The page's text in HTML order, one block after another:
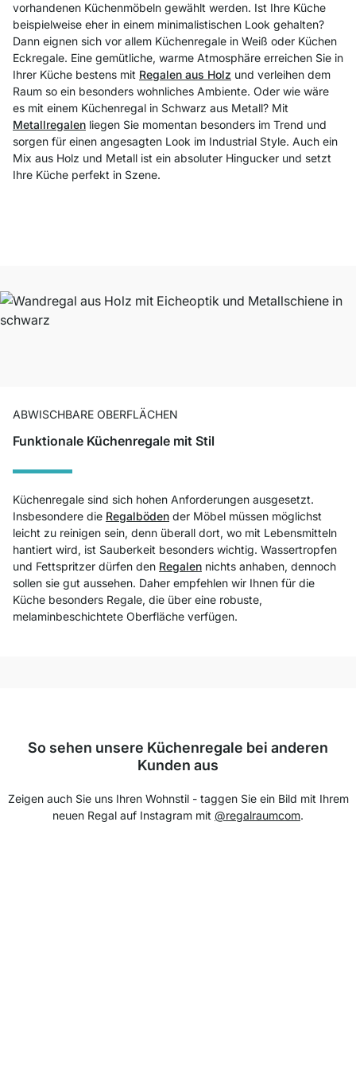
vorhandenen Küchenmöbeln gewählt werden. Ist Ihre Küche
beispielweise eher in einem minimalistischen Look gehalten?
Dann eignen sich vor allem Küchenregale in Weiß oder Küchen
Eckregale. Eine gemütliche, warme Atmosphäre erreichen Sie in
Ihrer Küche bestens mit Regalen aus Holz und verleihen dem
Raum so ein besonders wohnliches Ambiente. Oder wie wäre
es mit einem Küchenregal in Schwarz aus Metall? Mit
Metallregalen liegen Sie momentan besonders im Trend und
sorgen für einen angesagten Look im Industrial Style. Auch ein
Mix aus Holz und Metall ist ein absoluter Hingucker und setzt
Ihre Küche perfekt in Szene.
ABWISCHBARE OBERFLÄCHEN
Funktionale Küchenregale mit Stil
Küchenregale sind sich hohen Anforderungen ausgesetzt.
Insbesondere die Regalböden der Möbel müssen möglichst
leicht zu reinigen sein, denn überall dort, wo mit Lebensmitteln
hantiert wird, ist Sauberkeit besonders wichtig. Wassertropfen
und Fettspritzer dürfen den Regalen nichts anhaben, dennoch
sollen sie gut aussehen. Daher empfehlen wir Ihnen für die
Küche besonders Regale, die über eine robuste,
melaminbeschichtete Oberfläche verfügen.
So sehen unsere Küchenregale bei anderen
Kunden aus
Zeigen auch Sie uns Ihren Wohnstil - taggen Sie ein Bild mit Ihrem
neuen Regal auf Instagram mit @regalraumcom.